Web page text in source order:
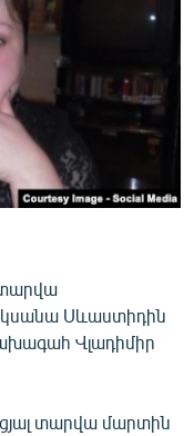
Սևաստիդին
Վլադիմիր
տարվա մարտին